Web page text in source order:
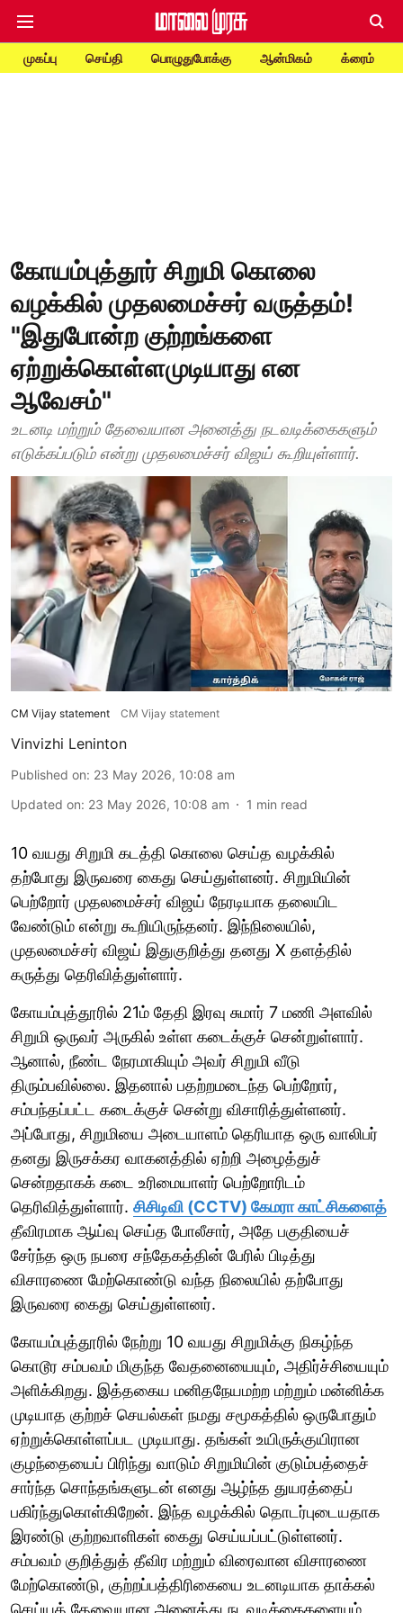
முகப்பு செய்தி பொழுதுபோக்கு ஆன்மிகம் க்ரைம்
கோயம்புத்தூர் சிறுமி கொலை
வழக்கில் முதலமைச்சர் வருத்தம்!
"இதுபோன்ற குற்றங்களை
ஏற்றுக்கொள்ளமுடியாது என
ஆவேசம்"
உடனடி மற்றும் தேவையான அனைத்து நடவடிக்கைகளும்
எடுக்கப்படும் என்று முதலமைச்சர் விஜய் கூறியுள்ளார்.
CM Vijay statement CM Vijay statement
Vinvizhi Leninton
Published on: 23 May 2026, 10:08 am
Updated on: 23 May 2026, 10:08 am 1 min read
10 வயது சிறுமி கடத்தி கொலை செய்த வழக்கில்
தற்போது இருவரை கைது செய்துள்ளனர். சிறுமியின்
பெற்றோர் முதலமைச்சர் விஜய் நேரடியாக தலையிட
வேண்டும் என்று கூறியிருந்தனர். இந்நிலையில்,
முதலமைச்சர் விஜய் இதுகுறித்து தனது X தளத்தில்
கருத்து தெரிவித்துள்ளார்.
கோயம்புத்தூரில் 21ம் தேதி இரவு சுமார் 7 மணி அளவில்
சிறுமி ஒருவர் அருகில் உள்ள கடைக்குச் சென்றுள்ளார்.
ஆனால், நீண்ட நேரமாகியும் அவர் சிறுமி வீடு
திரும்பவில்லை. இதனால் பதற்றமடைந்த பெற்றோர்,
சம்பந்தப்பட்ட கடைக்குச் சென்று விசாரித்துள்ளனர்.
அப்போது, சிறுமியை அடையாளம் தெரியாத ஒரு வாலிபர்
தனது இருசக்கர வாகனத்தில் ஏற்றி அழைத்துச்
சென்றதாகக் கடை உரிமையாளர் பெற்றோரிடம்
தெரிவித்துள்ளார். சிசிடிவி (CCTV) கேமரா காட்சிகளைத்
தீவிரமாக ஆய்வு செய்த போலீசார், அதே பகுதியைச்
சேர்ந்த ஒரு நபரை சந்தேகத்தின் பேரில் பிடித்து
விசாரணை மேற்கொண்டு வந்த நிலையில் தற்போது
இருவரை கைது செய்துள்ளனர்.
கோயம்புத்தூரில் நேற்று 10 வயது சிறுமிக்கு நிகழ்ந்த
கொடூர சம்பவம் மிகுந்த வேதனையையும், அதிர்ச்சியையும்
அளிக்கிறது. இத்தகைய மனிதநேயமற்ற மற்றும் மன்னிக்க
முடியாத குற்றச் செயல்கள் நமது சமூகத்தில் ஒருபோதும்
ஏற்றுக்கொள்ளப்பட முடியாது. தங்கள் உயிருக்குயிரான
குழந்தையைப் பிரிந்து வாடும் சிறுமியின் குடும்பத்தைச்
சார்ந்த சொந்தங்களுடன் எனது ஆழ்ந்த துயரத்தைப்
பகிர்ந்துகொள்கிறேன். இந்த வழக்கில் தொடர்புடையதாக
இரண்டு குற்றவாளிகள் கைது செய்யப்பட்டுள்ளனர்.
சம்பவம் குறித்துத் தீவிர மற்றும் விரைவான விசாரணை
மேற்கொண்டு, குற்றப்பத்திரிகையை உடனடியாக தாக்கல்
செய்யத் தேவையான அனைத்து நடவடிக்கைகளையும்